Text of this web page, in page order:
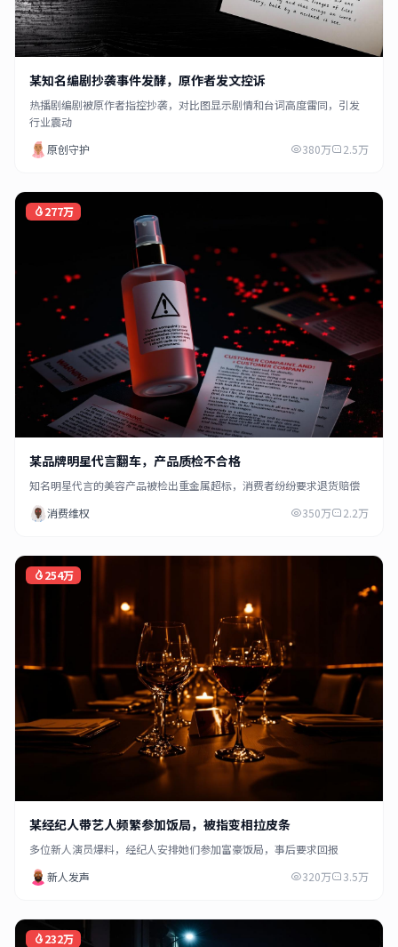
某知名编剧抄袭事件发酵，原作者发文控诉
热播剧编剧被原作者指控抄袭，对比图显示剧情和台词高度雷同，引发
行业震动
原创守护
380万 2.5万
277万
某品牌明星代言翻车，产品质检不合格
知名明星代言的美容产品被检出重金属超标，消费者纷纷要求退货赔偿
消费维权
350万 2.2万
254万
某经纪人带艺人频繁参加饭局，被指变相拉皮条
多位新人演员爆料，经纪人安排她们参加富豪饭局，事后要求回报
新人发声
320万 3.5万
232万